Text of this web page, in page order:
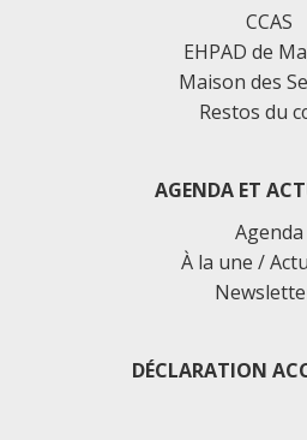
CCAS
EHPAD de
Maison des
Restos du
AGENDA ET
Agenda
À la une /
DÉCLARATION